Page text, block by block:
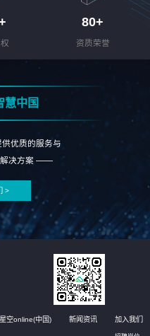
80+
资质荣誉
慧中国
优质的服务与
解决方案 ——
>
空online(中国) 新闻资讯 加入我们